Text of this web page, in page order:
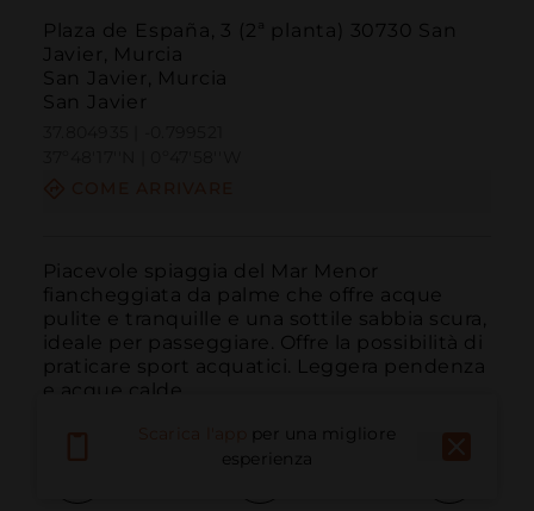
Plaza de España, 3 (2ª planta) 30730 San
Javier, Murcia
San Javier, Murcia
San Javier
Piacevole spiaggia del Mar Menor
fiancheggiata da palme che offre acque
pulite e tranquille e una sottile sabbia scura,
ideale per passeggiare. Offre la possibilità di
praticare sport acquatici. Leggera pendenza
e acque calde
per una migliore
esperienza